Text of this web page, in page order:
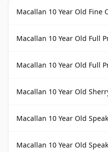
Macallan 10 Year Old Fine
Macallan 10 Year Old Full
Macallan 10 Year Old Full
Macallan 10 Year Old
Macallan 10 Year Old
Macallan 10 Year Old